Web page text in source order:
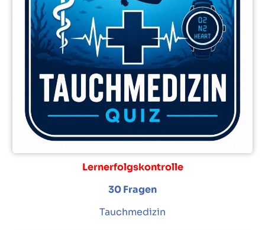
Lernerfolgskontrolle
30 Fragen
Tauchmedizin